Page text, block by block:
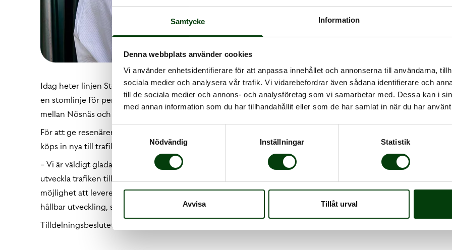
Samtycke Information
Denna webbplats använder cookies
Vi använder enhetsidentifierare för att anpassa innehållet och annonserna till användarna,
sociala medier och analysera vår trafik. Vi vidarebefordrar även sådana identifierare och
till de sociala medier och annons- och analysföretag som vi samarbetar med. Dessa kan i
med annan information som du har tillhandahållit eller som de har samlat in när du har
Samtyckesval
Nödvändig
Inställningar Statistik
Avvisa Tillåt urval
Idag heter linjen Stenungsundsexpressen, men byter med upphandlingen namn till Linje 321. Linje 321 är
en stomlinje för pendling mellan Göteborg och Stenungsund, men erbjuder även lokala resmöjligheter
mellan Nösnäs och Kungälv.
För att ge resenärerna en bekvämare resa kommer den nya trafiken köras med 17 dubbeldäckare som
köps in nya till trafikstart.
− Vi är väldigt glada att Västtrafik har valt att ge oss förtroendet att köra linje 321 och ser fram emot att
utveckla trafiken tillsammans Västtrafik och Stenungsunds kommun. Satsningen på dubbeldäckare ger oss
möjlighet att leverera en kollektivtrafik som sätter resenärerna i fokus, samtidigt som vi bidrar till en
hållbar utveckling, säger Martin Pagrotsky, vd Nobina Sverige.
Tilldelningsbeslutet kan överklagas till och med den 29 november 2024.